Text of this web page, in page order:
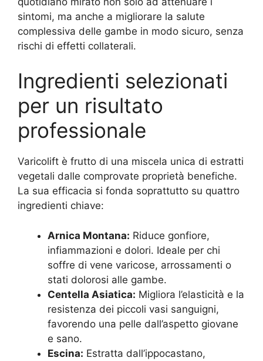
sintomi, ma anche a migliorare la salute
complessiva delle gambe in modo sicuro, senza
rischi di effetti collaterali.
Ingredienti selezionati
per un risultato
professionale
Varicolift è frutto di una miscela unica di estratti
vegetali dalle comprovate proprietà benefiche.
La sua efficacia si fonda soprattutto su quattro
ingredienti chiave:
Arnica Montana: Riduce gonfiore,
infiammazioni e dolori. Ideale per chi
soffre di vene varicose, arrossamenti o
stati dolorosi alle gambe.
Centella Asiatica: Migliora l’elasticità e la
resistenza dei piccoli vasi sanguigni,
favorendo una pelle dall’aspetto giovane
e sano.
Escina: Estratta dall’ippocastano,